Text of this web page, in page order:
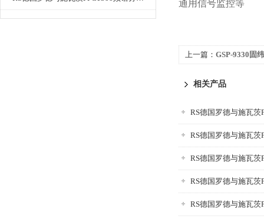
通用信号监控等
上一篇： GSP-9330固
相关产品
RS德国罗德与施瓦茨
RS德国罗德与施瓦茨